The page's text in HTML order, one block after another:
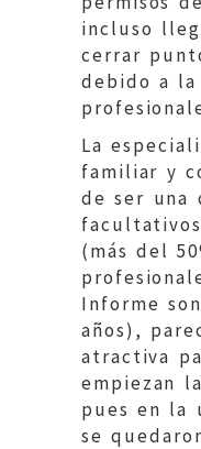
incluso
cerrar
debido a
La
familiar y
de ser una
(más del
Informe
años),
atractiva
empiezan
pues en la
se